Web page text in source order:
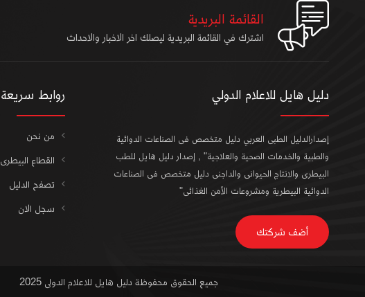
القائمة البريدية
اشترك في القائمة البريدية ليصلك اخر الاخبار والاحداث
دليل هايل للاعلام الدولي
إصدارالدليل الطبى العربي دليل متخصص فى الصناعات الدوائية
والطبية والخدمات الصحية والعلاجية" , إصدار دليل هايل للطب
البيطرى والانتاج الحيوانى والداجنى دليل متخصص فى الصناعات
الدوائية البيطرية ومشروعات الأمن الغذائى"
أضف شركتك
روابط سريعة
من نحن
القطاع البيطرى
تصفح الدليل
سجل الان
جميع الحقوق محفوظة دليل هايل للاعلام الدولى 2025